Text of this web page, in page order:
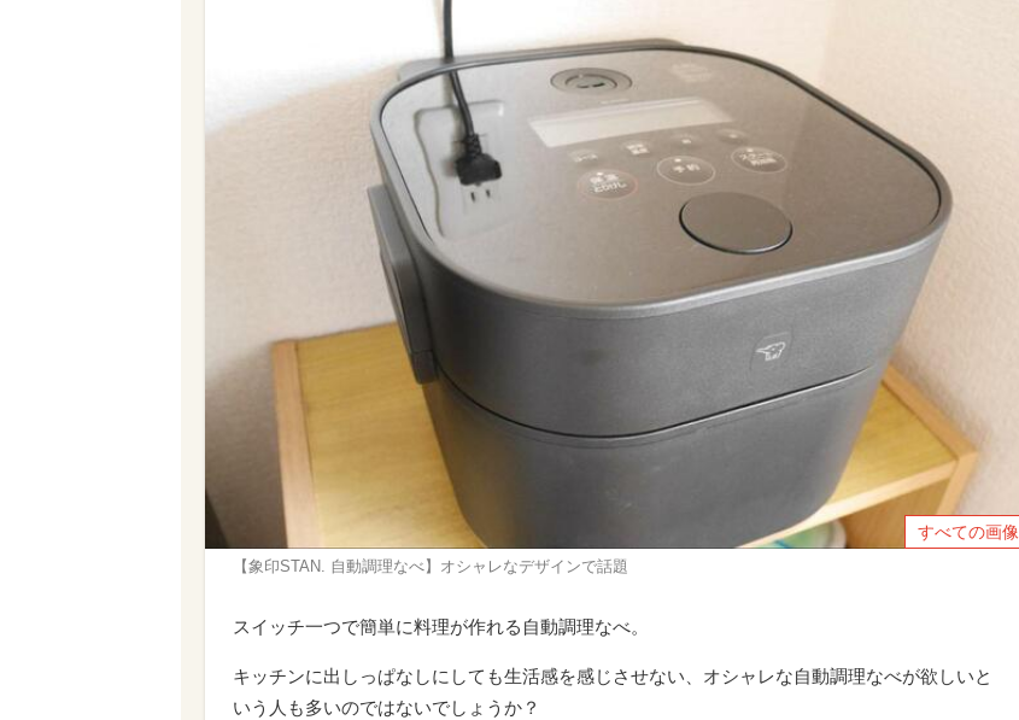
すべての画像
【象印STAN. 自動調理なべ】オシャレなデザインで話題
スイッチ一つで簡単に料理が作れる自動調理なべ。
キッチンに出しっぱなしにしても生活感を感じさせない、オシャレな自動調理なべが欲しいと
いう人も多いのではないでしょうか？